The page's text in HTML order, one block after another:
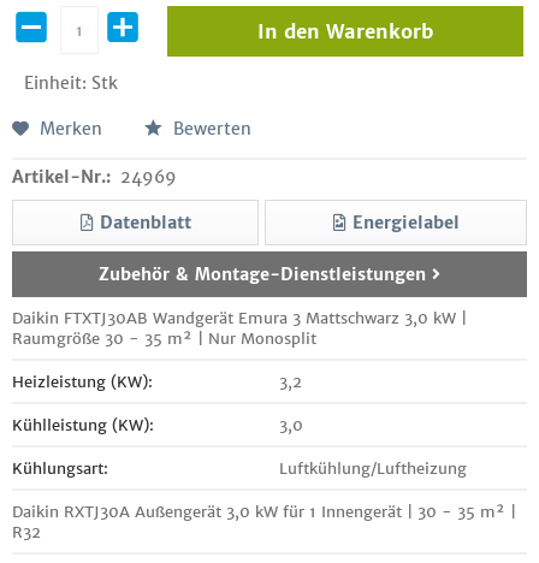
Einheit: Stk
In den Warenkorb
Merken Bewerten
Artikel-Nr.: 24969
Datenblatt Energielabel
Zubehör & Montage-Dienstleistungen
Daikin FTXTJ30AB Wandgerät Emura 3 Mattschwarz 3,0 kW |
Raumgröße 30 - 35 m² | Nur Monosplit
Heizleistung (KW): 3,2
Kühlleistung (KW): 3,0
Kühlungsart: Luftkühlung/Luftheizung
Daikin RXTJ30A Außengerät 3,0 kW für 1 Innengerät | 30 - 35 m² |
R32